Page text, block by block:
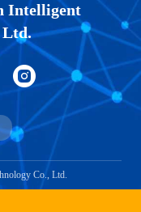
Intelligent
Ltd.
Co., Ltd.